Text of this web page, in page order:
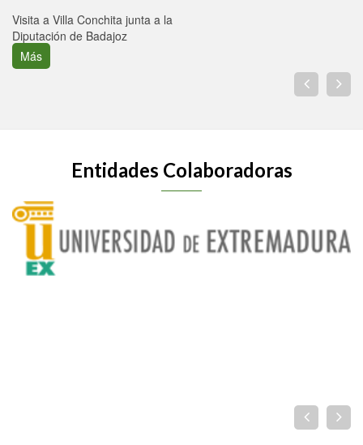
Visita a Villa Conchita junta a la
Diputación de Badajoz
Más
Entidades Colaboradoras